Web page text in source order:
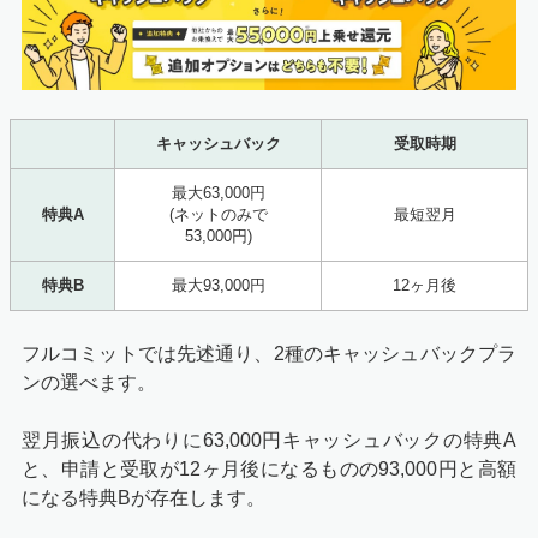
GMOとくとくBBのキャッシュバックは、1回目が11ヶ月
後、2回目が23ヶ月後と開通から時間をおいて申請する必
要があります。
それぞれのタイミングでGMOとくとくBBからメールが届
くので、忘れずに対応してキャッシュバックを受け取りま
しょう。
キャッシュバック 受取時期
特典A
最大63,000円
(ネットのみで
53,000円)
最短翌月
特典B 最大93,000円 12ヶ月後
フルコミットでは先述通り、2種のキャッシュバックプラ
ンの選べます。
翌月振込の代わりに63,000円キャッシュバックの特典A
と、申請と受取が12ヶ月後になるものの93,000円と高額
になる特典Bが存在します。